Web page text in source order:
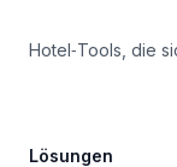
Hotel‑Tools, die
Lösungen